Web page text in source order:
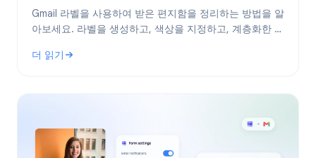
Gmail 라벨을 사용하여 받은 편지함을 정리하는 방법을 알
아보세요. 라벨을 생성하고, 색상을 지정하고, 계층화한 다
끔하게 관리하세요.
더 읽기
: Gmail 라벨: 2026년 받은 편지함 정리 완벽 가이드